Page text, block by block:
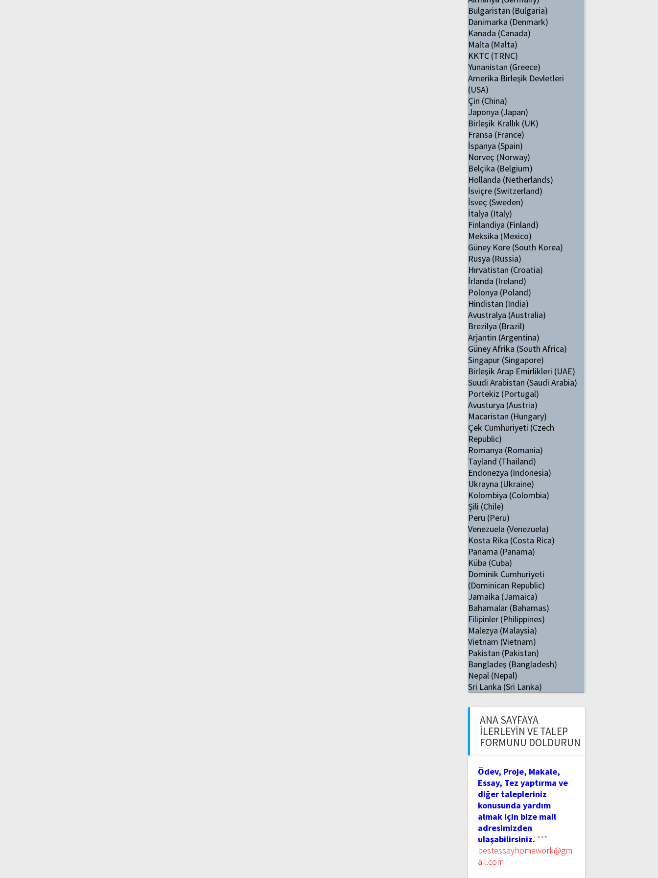
Bulgaristan (Bulgaria)
Danimarka (Denmark)
Kanada (Canada)
Malta (Malta)
KKTC (TRNC)
Yunanistan (Greece)
Amerika Birleşik Devletleri
(USA)
Çin (China)
Japonya (Japan)
Birleşik Krallık (UK)
Fransa (France)
İspanya (Spain)
Norveç (Norway)
Belçika (Belgium)
Hollanda (Netherlands)
İsviçre (Switzerland)
İsveç (Sweden)
İtalya (Italy)
Finlandiya (Finland)
Meksika (Mexico)
Güney Kore (South Korea)
Rusya (Russia)
Hırvatistan (Croatia)
İrlanda (Ireland)
Polonya (Poland)
Hindistan (India)
Avustralya (Australia)
Brezilya (Brazil)
Arjantin (Argentina)
Güney Afrika (South Africa)
Singapur (Singapore)
Birleşik Arap Emirlikleri (UAE)
Suudi Arabistan (Saudi Arabia)
Portekiz (Portugal)
Avusturya (Austria)
Macaristan (Hungary)
Çek Cumhuriyeti (Czech
Republic)
Romanya (Romania)
Tayland (Thailand)
Endonezya (Indonesia)
Ukrayna (Ukraine)
Kolombiya (Colombia)
Şili (Chile)
Peru (Peru)
Venezuela (Venezuela)
Kosta Rika (Costa Rica)
Panama (Panama)
Küba (Cuba)
Dominik Cumhuriyeti
(Dominican Republic)
Jamaika (Jamaica)
Bahamalar (Bahamas)
Filipinler (Philippines)
Malezya (Malaysia)
Vietnam (Vietnam)
Pakistan (Pakistan)
Bangladeş (Bangladesh)
Nepal (Nepal)
Sri Lanka (Sri Lanka)
ANA SAYFAYA
İLERLEYIN VE TALEP
FORMUNU DOLDURUN
Ödev, Proje, Makale,
Essay, Tez yaptırma ve
diğer talepleriniz
konusunda yardım
almak için bize mail
adresimizden
ulaşabilirsiniz. ***
bestessayhomework@gm
ail.com